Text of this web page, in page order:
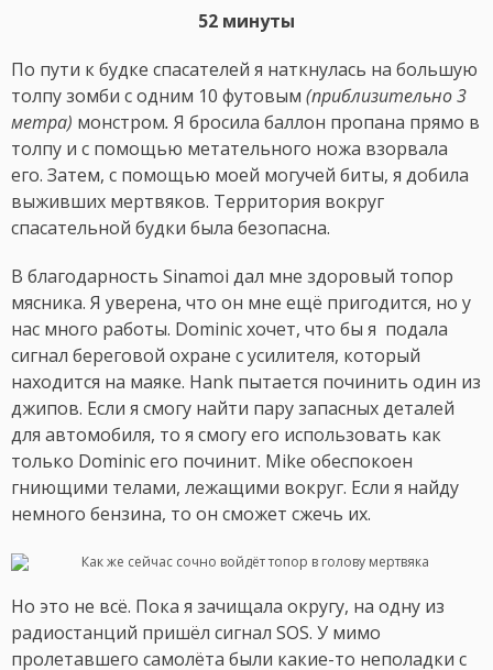
52 минуты
По пути к будке спасателей я наткнулась на большую
толпу зомби с одним 10 футовым (приблизительно 3
метра) монстром. Я бросила баллон пропана прямо в
толпу и с помощью метательного ножа взорвала
его. Затем, с помощью моей могучей биты, я добила
выживших мертвяков. Территория вокруг
спасательной будки была безопасна.
В благодарность Sinamoi дал мне здоровый топор
мясника. Я уверена, что он мне ещё пригодится, но у
нас много работы. Dominic хочет, что бы я подала
сигнал береговой охране с усилителя, который
находится на маяке. Hank пытается починить один из
джипов. Если я смогу найти пару запасных деталей
для автомобиля, то я смогу его использовать как
только Dominic его починит. Mike обеспокоен
гниющими телами, лежащими вокруг. Если я найду
немного бензина, то он сможет сжечь их.
Но это не всё. Пока я зачищала округу, на одну из
радиостанций пришёл сигнал SOS. У мимо
пролетавшего самолёта были какие-то неполадки с